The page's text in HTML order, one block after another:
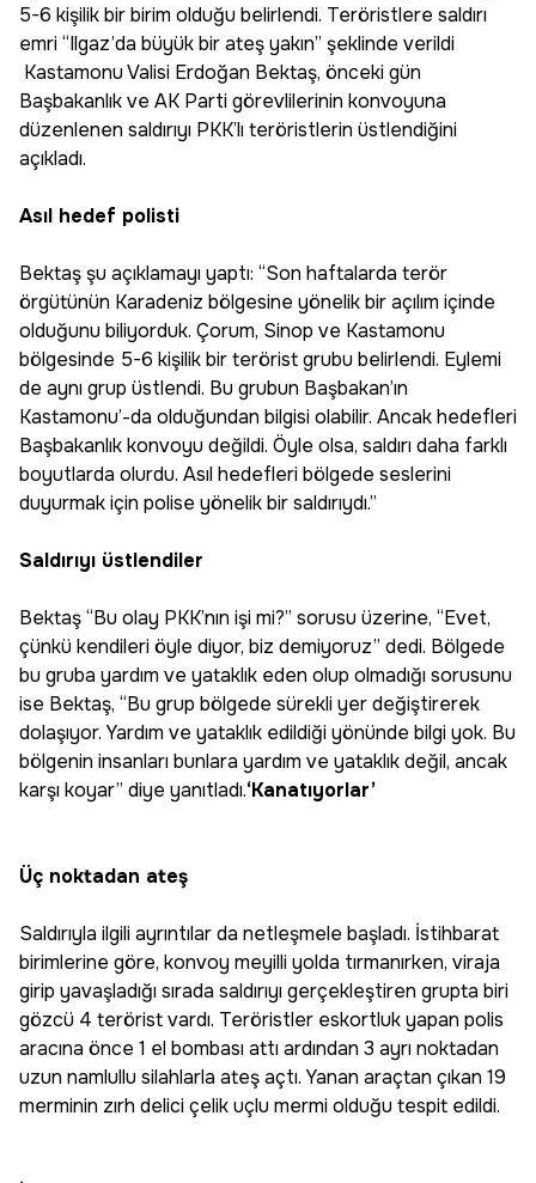
5-6 kişilik bir birim olduğu belirlendi. Teröristlere saldırı
emri “Ilgaz’da büyük bir ateş yakın” şeklinde verildi
Kastamonu Valisi Erdoğan Bektaş, önceki gün
Başbakanlık ve AK Parti görevlilerinin konvoyuna
düzenlenen saldırıyı PKK’lı teröristlerin üstlendiğini
açıkladı.
Asıl hedef polisti
Bektaş şu açıklamayı yaptı: “Son haftalarda terör
örgütünün Karadeniz bölgesine yönelik bir açılım içinde
olduğunu biliyorduk. Çorum, Sinop ve Kastamonu
bölgesinde 5-6 kişilik bir terörist grubu belirlendi. Eylemi
de aynı grup üstlendi. Bu grubun Başbakan’ın
Kastamonu’-da olduğundan bilgisi olabilir. Ancak hedefleri
Başbakanlık konvoyu değildi. Öyle olsa, saldırı daha farklı
boyutlarda olurdu. Asıl hedefleri bölgede seslerini
duyurmak için polise yönelik bir saldırıydı.”
Saldırıyı üstlendiler
Bektaş “Bu olay PKK’nın işi mi?” sorusu üzerine, “Evet,
çünkü kendileri öyle diyor, biz demiyoruz” dedi. Bölgede
bu gruba yardım ve yataklık eden olup olmadığı sorusunu
ise Bektaş, “Bu grup bölgede sürekli yer değiştirerek
dolaşıyor. Yardım ve yataklık edildiği yönünde bilgi yok. Bu
bölgenin insanları bunlara yardım ve yataklık değil, ancak
karşı koyar” diye yanıtladı.‘Kanatıyorlar’
Üç noktadan ateş
Saldırıyla ilgili ayrıntılar da netleşmele başladı. İstihbarat
birimlerine göre, konvoy meyilli yolda tırmanırken, viraja
girip yavaşladığı sırada saldırıyı gerçekleştiren grupta biri
gözcü 4 terörist vardı. Teröristler eskortluk yapan polis
aracına önce 1 el bombası attı ardından 3 ayrı noktadan
uzun namlullu silahlarla ateş açtı. Yanan araçtan çıkan 19
merminin zırh delici çelik uçlu mermi olduğu tespit edildi.